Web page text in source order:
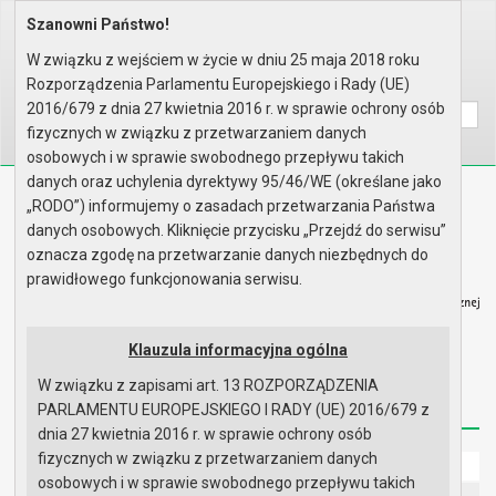
Home Organy Rada Miejska
Wyszukaj na stronie:
A AA
Biuletyn Informacji Publicznej
Urząd Miasta i Gminy w Gryfinie
Redakcja Instrukcja korzystania Dostępność
Strona główna
Szanowni Państwo!
W związku z wejściem w życie w dniu 25 maja 2018 roku
Rozporządzenia Parlamentu Europejskiego i Rady (UE)
2016/679 z dnia 27 kwietnia 2016 r. w sprawie ochrony osób
fizycznych w związku z przetwarzaniem danych
osobowych i w sprawie swobodnego przepływu takich
danych oraz uchylenia dyrektywy 95/46/WE (określane jako
„RODO”) informujemy o zasadach przetwarzania Państwa
danych osobowych. Kliknięcie przycisku „Przejdź do serwisu”
oznacza zgodę na przetwarzanie danych niezbędnych do
prawidłowego funkcjonowania serwisu.
Klauzula informacyjna ogólna
W związku z zapisami art. 13 ROZPORZĄDZENIA
PARLAMENTU EUROPEJSKIEGO I RADY (UE) 2016/679 z
dnia 27 kwietnia 2016 r. w sprawie ochrony osób
fizycznych w związku z przetwarzaniem danych
osobowych i w sprawie swobodnego przepływu takich